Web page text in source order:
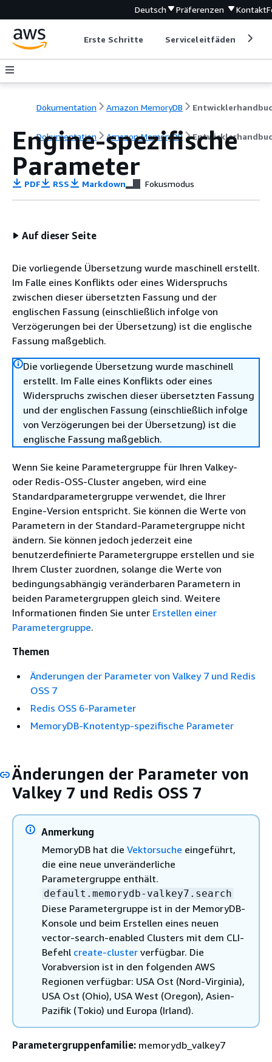
Deutsch Präferenzen Kontakt
Erste Schritte Serviceleitfäden
Dokumentation Amazon MemoryDB
Dokumentation Amazon MemoryDB
Engine-spezifische
Parameter
PDF RSS Markdown Fokusmodus
Auf dieser Seite
Die vorliegende Übersetzung wurde maschinell erstellt.
Im Falle eines Konflikts oder eines Widerspruchs
zwischen dieser übersetzten Fassung und der
englischen Fassung (einschließlich infolge von
Verzögerungen bei der Übersetzung) ist die englische
Fassung maßgeblich.
Die vorliegende Übersetzung wurde maschinell
erstellt. Im Falle eines Konflikts oder eines
Widerspruchs zwischen dieser übersetzten Fassung
und der englischen Fassung (einschließlich infolge
von Verzögerungen bei der Übersetzung) ist die
englische Fassung maßgeblich.
Wenn Sie keine Parametergruppe für Ihren Valkey-
oder Redis-OSS-Cluster angeben, wird eine
Standardparametergruppe verwendet, die Ihrer
Engine-Version entspricht. Sie können die Werte von
Parametern in der Standard-Parametergruppe nicht
ändern. Sie können jedoch jederzeit eine
benutzerdefinierte Parametergruppe erstellen und sie
Ihrem Cluster zuordnen, solange die Werte von
bedingungsabhängig veränderbaren Parametern in
beiden Parametergruppen gleich sind. Weitere
Informationen finden Sie unter Erstellen einer
Parametergruppe.
Themen
Änderungen der Parameter von Valkey 7 und Redis
OSS 7
Redis OSS 6-Parameter
MemoryDB-Knotentyp-spezifische Parameter
Änderungen der Parameter von
Valkey 7 und Redis OSS 7
Anmerkung
MemoryDB hat die Vektorsuche eingeführt,
die eine neue unveränderliche
Parametergruppe enthält.
default.memorydb-valkey7.search
Diese Parametergruppe ist in der MemoryDB-
Konsole und beim Erstellen eines neuen
vector-search-enabled Clusters mit dem CLI-
Befehl create-cluster verfügbar. Die
Vorabversion ist in den folgenden AWS
Regionen verfügbar: USA Ost (Nord-Virginia),
USA Ost (Ohio), USA West (Oregon), Asien-
Pazifik (Tokio) und Europa (Irland).
Parametergruppenfamilie: memorydb_valkey7